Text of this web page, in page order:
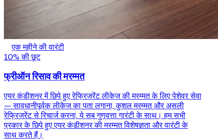
एक महीने की वारंटी
10% की छूट
फ्रीऑन रिसाव की मरम्मत
एयर कंडीशनर में छिपे हुए रेफ्रिजरेंट लीकेज की मरम्मत के लिए पेशेवर सेवा
— सावधानीपूर्वक लीकेज का पता लगाना, कुशल मरम्मत और असली
रेफ्रिजरेंट से रिचार्ज करना, ये सब गुणवत्ता गारंटी के साथ। हम सभी
प्रकार के छिपे हुए एयर कंडीशनर की मरम्मत विशेषज्ञता और वारंटी के
साथ करते हैं।